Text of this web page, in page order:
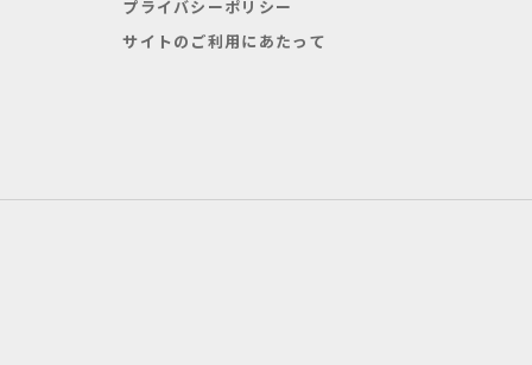
プライバシーポリシー
サイトのご利用にあたって